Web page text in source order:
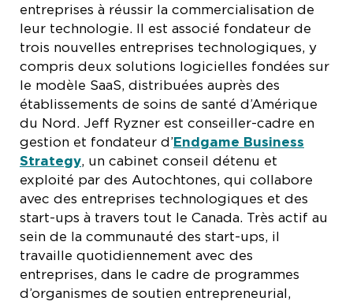
entreprises à réussir la commercialisation de
leur technologie. Il est associé fondateur de
trois nouvelles entreprises technologiques, y
compris deux solutions logicielles fondées sur
le modèle SaaS, distribuées auprès des
établissements de soins de santé d’Amérique
du Nord. Jeff Ryzner est conseiller-cadre en
gestion et fondateur d’Endgame Business
Strategy, un cabinet conseil détenu et
exploité par des Autochtones, qui collabore
avec des entreprises technologiques et des
start-ups à travers tout le Canada. Très actif au
sein de la communauté des start-ups, il
travaille quotidiennement avec des
entreprises, dans le cadre de programmes
d’organismes de soutien entrepreneurial,